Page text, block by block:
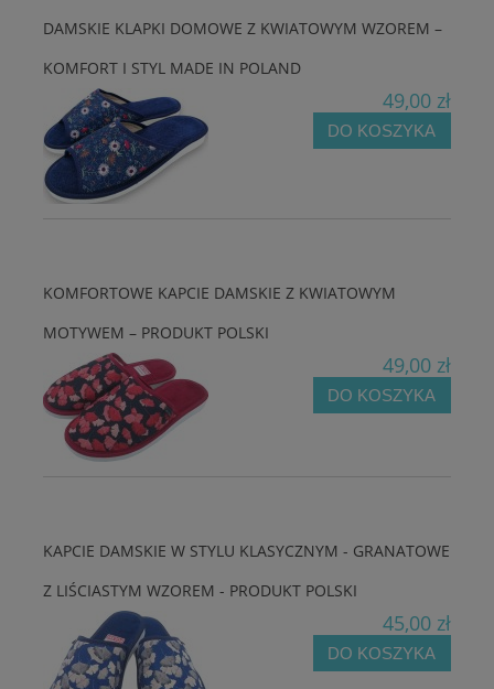
DAMSKIE KLAPKI DOMOWE Z KWIATOWYM WZOREM –
KOMFORT I STYL MADE IN POLAND
49,00 zł
DO KOSZYKA
KOMFORTOWE KAPCIE DAMSKIE Z KWIATOWYM
MOTYWEM – PRODUKT POLSKI
49,00 zł
DO KOSZYKA
KAPCIE DAMSKIE W STYLU KLASYCZNYM - GRANATOWE
Z LIŚCIASTYM WZOREM - PRODUKT POLSKI
45,00 zł
DO KOSZYKA